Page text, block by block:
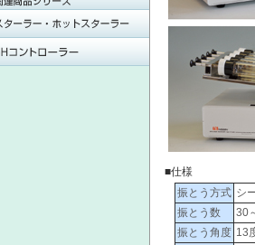
■仕様
振とう方式 シ
振とう数
30
振とう角度 13